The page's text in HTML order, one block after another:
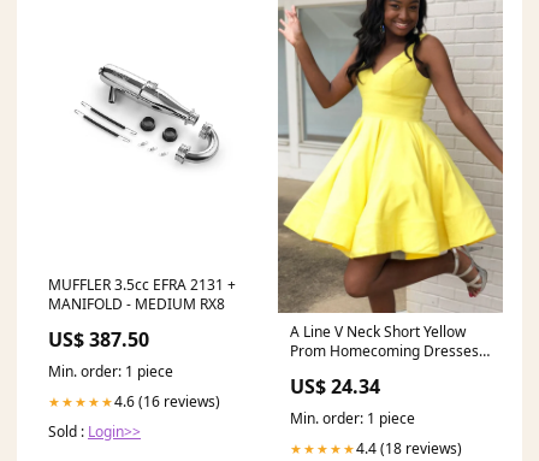
MUFFLER 3.5cc EFRA 2131 +
MANIFOLD - MEDIUM RX8
US$ 387.50
Min. order: 1 piece
★★★★★4.6 (16 reviews)
Sold : Login>>
A Line V Neck Short Yellow
Prom Homecoming Dresses,
Collection
US$ 24.34
Min. order: 1 piece
★★★★★4.4 (18 reviews)